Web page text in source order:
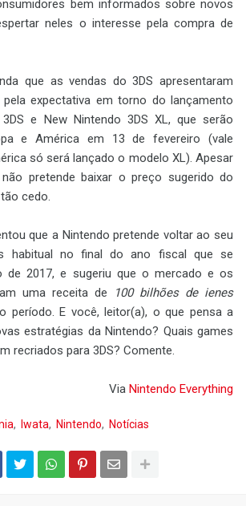
bem informados sobre novos
neles o interesse pela compra de
que as vendas do 3DS apresentaram
pela expectativa em torno do lançamento
e New Nintendo 3DS XL, que serão
e América em 13 de fevereiro (vale
só será lançado o modelo XL). Apesar
pretende baixar o preço sugerido do
tão cedo.
que a Nintendo pretende voltar ao seu
habitual no final do ano fiscal que se
de 2017, e sugeriu que o mercado e os
uma receita de
100 bilhões de ienes
período. E você, leitor(a), o que pensa a
estratégias da Nintendo? Quais games
recriados para 3DS? Comente.
Via Nintendo Everything
Iwata Nintendo Notícias